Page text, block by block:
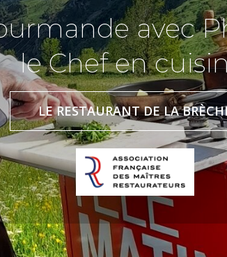
avec
le Chef en
LE RESTAURANT DE LA